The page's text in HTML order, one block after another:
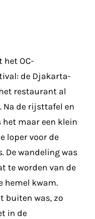
het OC-
de Djakarta-
restaurant al
Na de rijsttafel en
maar een klein
loper voor de
De wandeling was
te worden van de
hemel kwam.
buiten was, zo
in de